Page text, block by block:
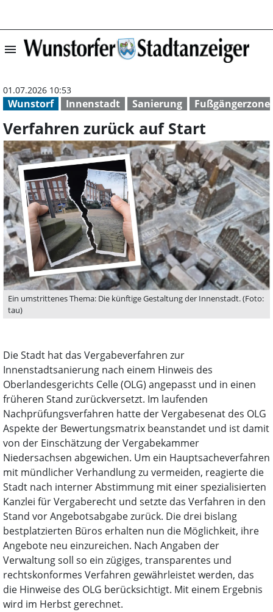
menu Verfahren
Wunstorf Innenstadt Sanierung Fußgängerzone
01.07.2026 10:53
Verfahren zurück auf Start
Ein umstrittenes Thema: Die künftige Gestaltung der Innenstadt. (Foto:
tau)
Die Stadt hat das Vergabeverfahren zur
Innenstadtsanierung nach einem Hinweis des
Oberlandesgerichts Celle (OLG) angepasst und in einen
früheren Stand zurückversetzt. Im laufenden
Nachprüfungsverfahren hatte der Vergabesenat des OLG
Aspekte der Bewertungsmatrix beanstandet und ist damit
von der Einschätzung der Vergabekammer
Niedersachsen abgewichen. Um ein Hauptsacheverfahren
mit mündlicher Verhandlung zu vermeiden, reagierte die
Stadt nach interner Abstimmung mit einer spezialisierten
Kanzlei für Vergaberecht und setzte das Verfahren in den
Stand vor Angebotsabgabe zurück. Die drei bislang
bestplatzierten Büros erhalten nun die Möglichkeit, ihre
Angebote neu einzureichen. Nach Angaben der
Verwaltung soll so ein zügiges, transparentes und
rechtskonformes Verfahren gewährleistet werden, das
die Hinweise des OLG berücksichtigt. Mit einem Ergebnis
wird im Herbst gerechnet.